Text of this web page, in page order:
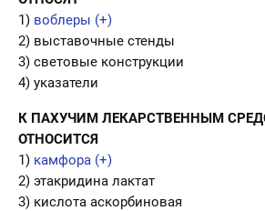
1) воблеры (+)
2) выставочные стенды
3) световые конструкции
4) указатели
К ПАХУЧИМ ЛЕКАРСТВЕННЫМ
ОТНОСИТСЯ
1) камфора (+)
2) этакридина лактат
3) кислота аскорбиновая